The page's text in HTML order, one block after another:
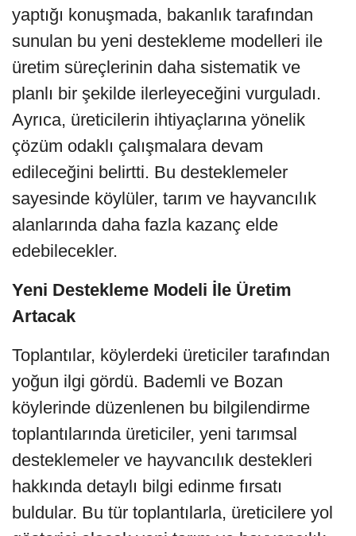
yaptığı konuşmada, bakanlık tarafından
sunulan bu yeni destekleme modelleri ile
üretim süreçlerinin daha sistematik ve
planlı bir şekilde ilerleyeceğini vurguladı.
Ayrıca, üreticilerin ihtiyaçlarına yönelik
çözüm odaklı çalışmalara devam
edileceğini belirtti. Bu desteklemeler
sayesinde köylüler, tarım ve hayvancılık
alanlarında daha fazla kazanç elde
edebilecekler.
Yeni Destekleme Modeli İle Üretim
Artacak
Toplantılar, köylerdeki üreticiler tarafından
yoğun ilgi gördü. Bademli ve Bozan
köylerinde düzenlenen bu bilgilendirme
toplantılarında üreticiler, yeni tarımsal
desteklemeler ve hayvancılık destekleri
hakkında detaylı bilgi edinme fırsatı
buldular. Bu tür toplantılarla, üreticilere yol